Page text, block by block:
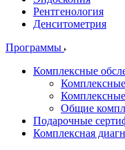
Рентгенология
Денситометрия
Программы
Комплексные
Общие
Подарочные
Комплексная